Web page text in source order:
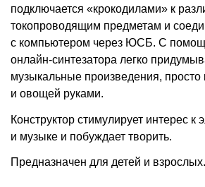
подключается «крокодилами» к
токопроводящим предметам и
с компьютером через ЮСБ. С
онлайн-синтезатора легко
музыкальные произведения, просто
и овощей руками.
Конструктор стимулирует интерес к
и музыке и побуждает творить.
Предназначен для детей и взрослых.